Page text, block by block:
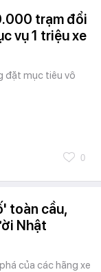
trạm đổi
vụ 1 triệu xe
đặt mục tiêu vô
0
toàn cầu,
Nhật
của các hãng xe